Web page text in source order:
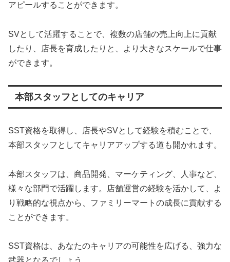
アピールすることができます。
SVとして活躍することで、複数の店舗の売上向上に貢献
したり、店長を育成したりと、より大きなスケールで仕事
ができます。
本部スタッフとしてのキャリア
SST資格を取得し、店長やSVとして経験を積むことで、
本部スタッフとしてキャリアアップする道も開かれます。
本部スタッフは、商品開発、マーケティング、人事など、
様々な部門で活躍します。店舗運営の経験を活かして、よ
り戦略的な視点から、ファミリーマートの成長に貢献する
ことができます。
SST資格は、あなたのキャリアの可能性を広げる、強力な